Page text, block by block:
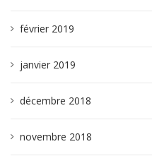
février 2019
janvier 2019
décembre 2018
novembre 2018